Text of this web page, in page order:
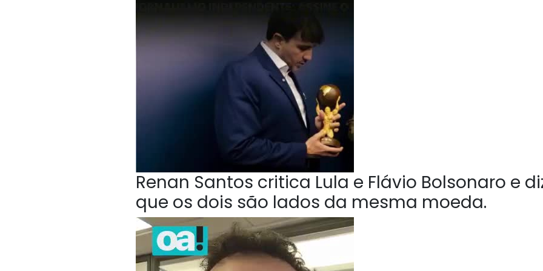
Renan Santos critica Lula e Flávio Bolsonaro e
que os dois são lados da mesma moeda.